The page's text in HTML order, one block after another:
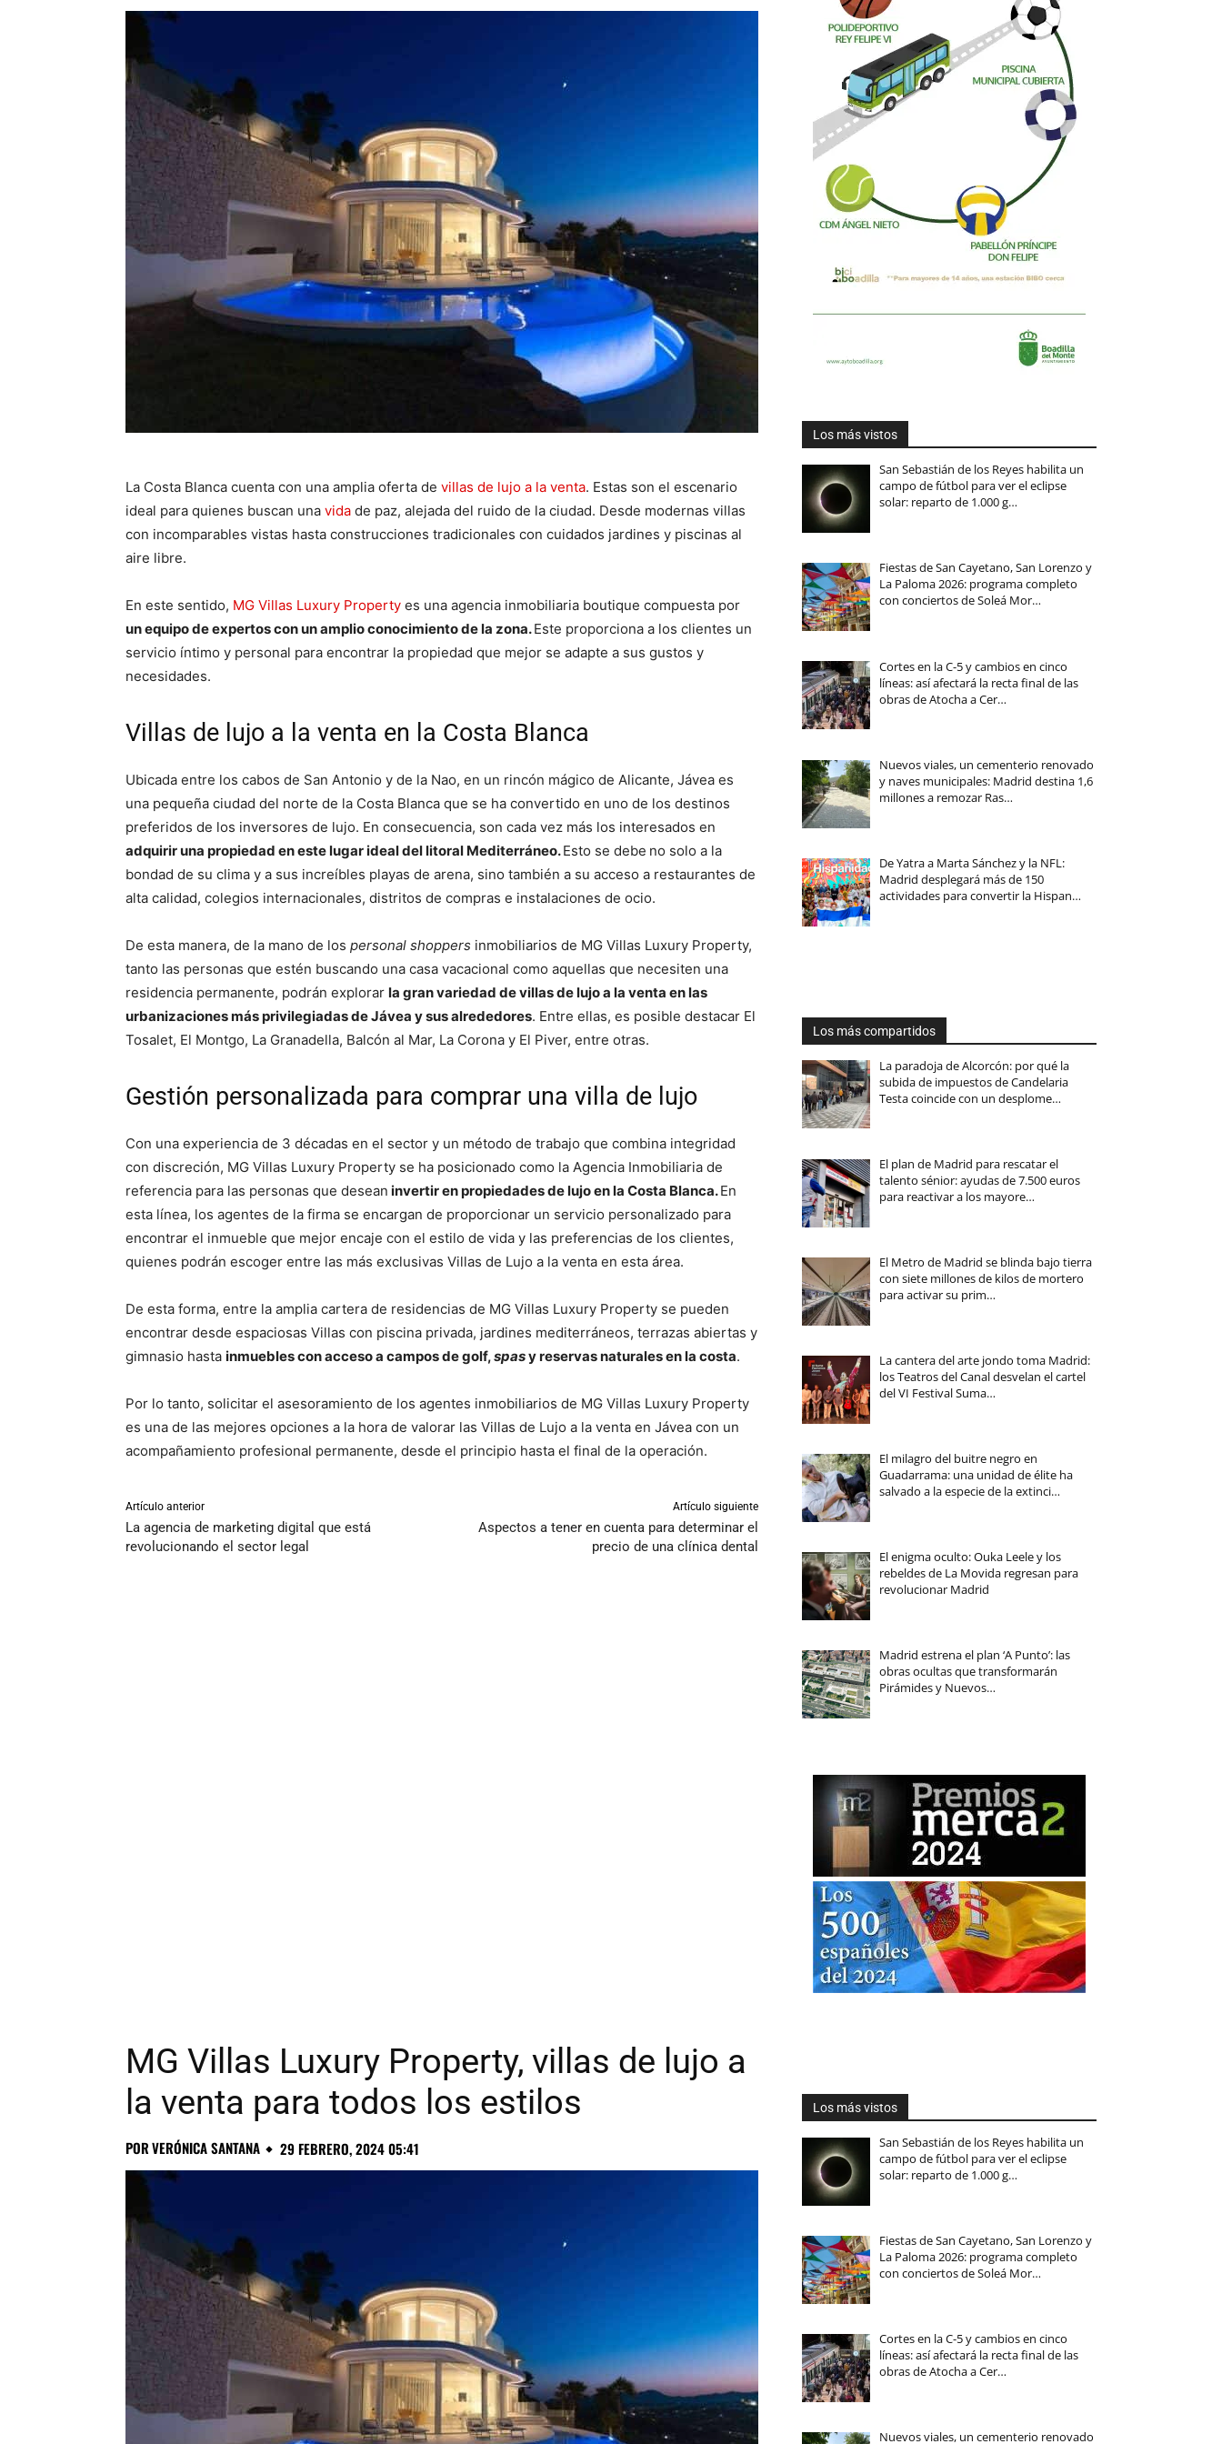
La Costa Blanca cuenta con una amplia oferta de villas de lujo a la venta. Estas son el escenario
ideal para quienes buscan una vida de paz, alejada del ruido de la ciudad. Desde modernas villas
con incomparables vistas hasta construcciones tradicionales con cuidados jardines y piscinas al
aire libre.
En este sentido, MG Villas Luxury Property es una agencia inmobiliaria boutique compuesta por
un equipo de expertos con un amplio conocimiento de la zona.Este proporciona a los clientes un
servicio íntimo y personal para encontrar la propiedad que mejor se adapte a sus gustos y
necesidades.
Villas de lujo a la venta en la Costa Blanca
Ubicada entre los cabos de San Antonio y de la Nao, en un rincón mágico de Alicante, Jávea es
una pequeña ciudad del norte de la Costa Blanca que se ha convertido en uno de los destinos
preferidos de los inversores de lujo. En consecuencia, son cada vez más los interesados en
adquirir una propiedad en este lugar ideal del litoral Mediterráneo.Esto se debe no solo a la
bondad de su clima y a sus increíbles playas de arena, sino también a su acceso a restaurantes de
alta calidad, colegios internacionales, distritos de compras e instalaciones de ocio.
De esta manera, de la mano de los personal shoppers inmobiliarios de MG Villas Luxury Property,
tanto las personas que estén buscando una casa vacacional como aquellas que necesiten una
residencia permanente, podrán explorar la gran variedad de villas de lujo a la venta en las
urbanizaciones más privilegiadas de Jávea y sus alrededores. Entre ellas, es posible destacar El
Tosalet, El Montgo, La Granadella, Balcón al Mar, La Corona y El Piver, entre otras.
Gestión personalizada para comprar una villa de lujo
Con una experiencia de 3 décadas en el sector y un método de trabajo que combina integridad
con discreción, MG Villas Luxury Property se ha posicionado como la Agencia Inmobiliaria de
referencia para las personas que desean invertir en propiedades de lujo en la Costa Blanca.En
esta línea, los agentes de la firma se encargan de proporcionar un servicio personalizado para
encontrar el inmueble que mejor encaje con el estilo de vida y las preferencias de los clientes,
quienes podrán escoger entre las más exclusivas Villas de Lujo a la venta en esta área.
De esta forma, entre la amplia cartera de residencias de MG Villas Luxury Property se pueden
encontrar desde espaciosas Villas con piscina privada, jardines mediterráneos, terrazas abiertas y
gimnasio hasta inmuebles con acceso a campos de golf,spasy reservas naturales en la costa.
Por lo tanto, solicitar el asesoramiento de los agentes inmobiliarios de MG Villas Luxury Property
es una de las mejores opciones a la hora de valorar las Villas de Lujo a la venta en Jávea con un
acompañamiento profesional permanente, desde el principio hasta el final de la operación.
Artículo anterior
La agencia de marketing digital que está
revolucionando el sector legal
Artículo siguiente
Aspectos a tener en cuenta para determinar el
precio de una clínica dental
Los más vistos
San Sebastián de los Reyes habilita un
campo de fútbol para ver el eclipse
solar: reparto de 1.000 g…
Fiestas de San Cayetano, San Lorenzo y
La Paloma 2026: programa completo
con conciertos de Soleá Mor…
Cortes en la C-5 y cambios en cinco
líneas: así afectará la recta final de las
obras de Atocha a Cer…
Nuevos viales, un cementerio renovado
y naves municipales: Madrid destina 1,6
millones a remozar Ras…
De Yatra a Marta Sánchez y la NFL:
Madrid desplegará más de 150
actividades para convertir la Hispan…
Los más compartidos
La paradoja de Alcorcón: por qué la
subida de impuestos de Candelaria
Testa coincide con un desplome…
El plan de Madrid para rescatar el
talento sénior: ayudas de 7.500 euros
para reactivar a los mayore…
El Metro de Madrid se blinda bajo tierra
con siete millones de kilos de mortero
para activar su prim…
La cantera del arte jondo toma Madrid:
los Teatros del Canal desvelan el cartel
del VI Festival Suma…
El milagro del buitre negro en
Guadarrama: una unidad de élite ha
salvado a la especie de la extinci…
El enigma oculto: Ouka Leele y los
rebeldes de La Movida regresan para
revolucionar Madrid
Madrid estrena el plan ‘A Punto’: las
obras ocultas que transformarán
Pirámides y Nuevos…
MG Villas Luxury Property, villas de lujo a
la venta para todos los estilos
PORVERÓNICA SANTANA 29 FEBRERO, 2024 05:41
Los más vistos
San Sebastián de los Reyes habilita un
campo de fútbol para ver el eclipse
solar: reparto de 1.000 g…
Fiestas de San Cayetano, San Lorenzo y
La Paloma 2026: programa completo
con conciertos de Soleá Mor…
Cortes en la C-5 y cambios en cinco
líneas: así afectará la recta final de las
obras de Atocha a Cer…
Nuevos viales, un cementerio renovado